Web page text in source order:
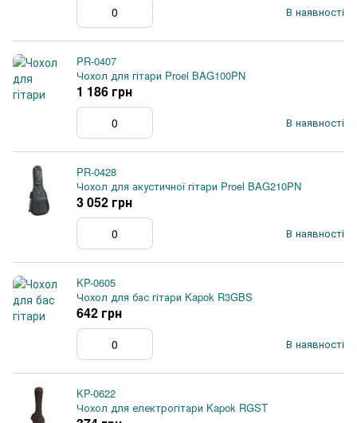
В наявності
PR-0407
Чохол для гітари Proel BAG100PN
В наявності
1 186 грн
PR-0428
Чохол для акустичної гітари Proel BAG210PN
В наявності
3 052 грн
KP-0605
Чохол для бас гітари Kapok R3GBS
В наявності
642 грн
KP-0622
Чохол для електрогітари Kapok RGST